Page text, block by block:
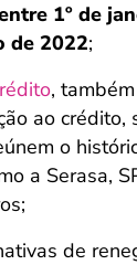
1º de
de 2022;
,
ao crédito,
o
a Serasa,
de